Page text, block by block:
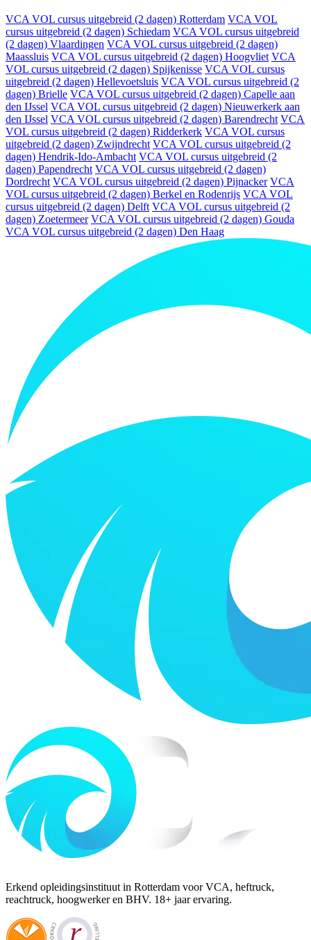
VCA VOL cursus uitgebreid (2 dagen) Rotterdam VCA VOL
cursus uitgebreid (2 dagen) Schiedam VCA VOL cursus uitgebreid
(2 dagen) Vlaardingen VCA VOL cursus uitgebreid (2 dagen)
Maassluis VCA VOL cursus uitgebreid (2 dagen) Hoogvliet VCA
VOL cursus uitgebreid (2 dagen) Spijkenisse VCA VOL cursus
uitgebreid (2 dagen) Hellevoetsluis VCA VOL cursus uitgebreid (2
dagen) Brielle VCA VOL cursus uitgebreid (2 dagen) Capelle aan
den IJssel VCA VOL cursus uitgebreid (2 dagen) Nieuwerkerk aan
den IJssel VCA VOL cursus uitgebreid (2 dagen) Barendrecht VCA
VOL cursus uitgebreid (2 dagen) Ridderkerk VCA VOL cursus
uitgebreid (2 dagen) Zwijndrecht VCA VOL cursus uitgebreid (2
dagen) Hendrik-Ido-Ambacht VCA VOL cursus uitgebreid (2
dagen) Papendrecht VCA VOL cursus uitgebreid (2 dagen)
Dordrecht VCA VOL cursus uitgebreid (2 dagen) Pijnacker VCA
VOL cursus uitgebreid (2 dagen) Berkel en Rodenrijs VCA VOL
cursus uitgebreid (2 dagen) Delft VCA VOL cursus uitgebreid (2
dagen) Zoetermeer VCA VOL cursus uitgebreid (2 dagen) Gouda
VCA VOL cursus uitgebreid (2 dagen) Den Haag
Erkend opleidingsinstituut in Rotterdam voor VCA, heftruck,
reachtruck, hoogwerker en BHV. 18+ jaar ervaring.